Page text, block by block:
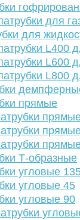
для
для
L400
L600
L800
прямые
Т-образные
угловые
угловые 45
угловые 90